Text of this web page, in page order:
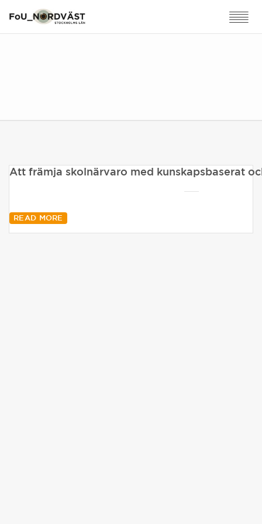
Att främja skolnärvaro med kunskapsbaserat
READ MORE